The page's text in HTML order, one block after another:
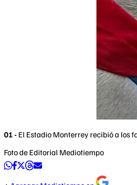
01 - El Estadio Monterrey recibió a los
Foto de Editorial Mediotiempo